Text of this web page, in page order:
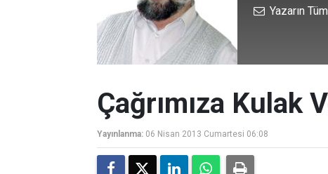
Yazarın
Çağrımıza Kulak
Yayınlanma: 06 Nisan 2013 Cumartesi 06:08